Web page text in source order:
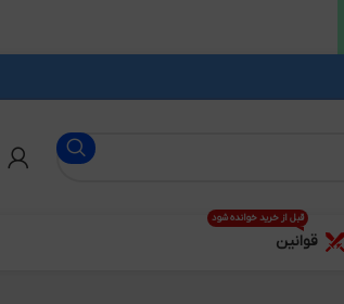
قوانین
قبل از خرید خوانده شود